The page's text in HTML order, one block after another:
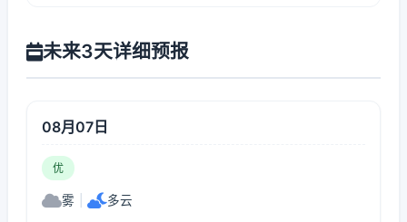
未来3天详细预报
08月07日
优
雾 多云